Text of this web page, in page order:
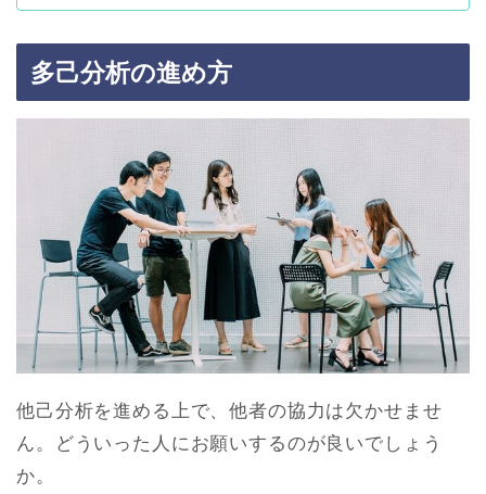
多己分析の進め方
他己分析を進める上で、他者の協力は欠かせませ
ん。どういった人にお願いするのが良いでしょう
か。